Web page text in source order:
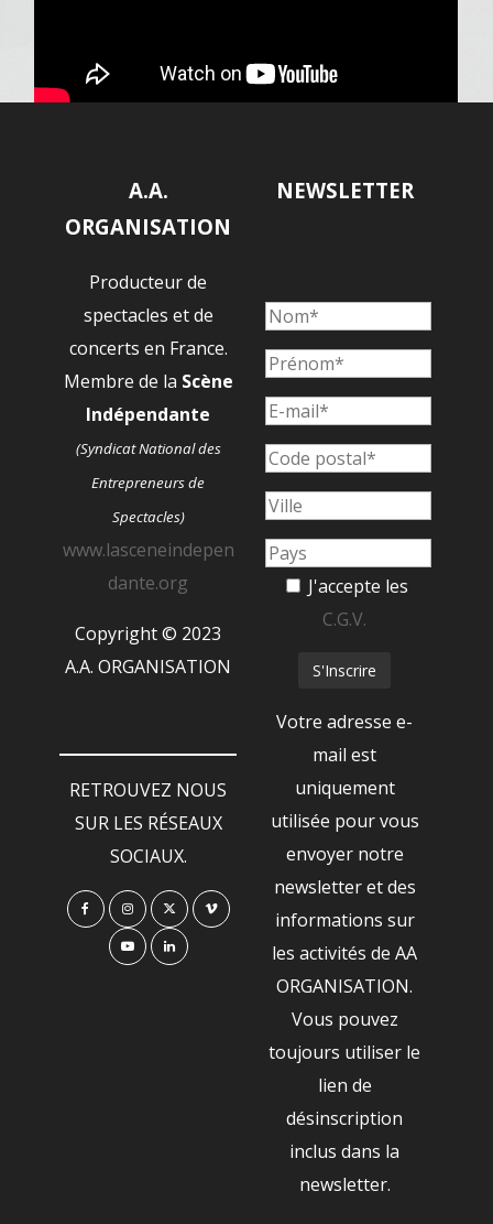
A.A.
ORGANISATION
Producteur de
spectacles et de
concerts en France.
Membre de la Scène
Indépendante
(Syndicat National des
Entrepreneurs de
Spectacles)
www.lasceneindepen
dante.org
Copyright © 2023
A.A. ORGANISATION
RETROUVEZ NOUS
SUR LES RÉSEAUX
SOCIAUX.
NEWSLETTER
J'accepte les
C.G.V.
Votre adresse e-
mail est
uniquement
utilisée pour vous
envoyer notre
newsletter et des
informations sur
les activités de AA
ORGANISATION.
Vous pouvez
toujours utiliser le
lien de
désinscription
inclus dans la
newsletter.